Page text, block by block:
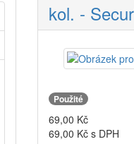
kol. -
Použité
69,00 Kč
69,00 Kč s DPH